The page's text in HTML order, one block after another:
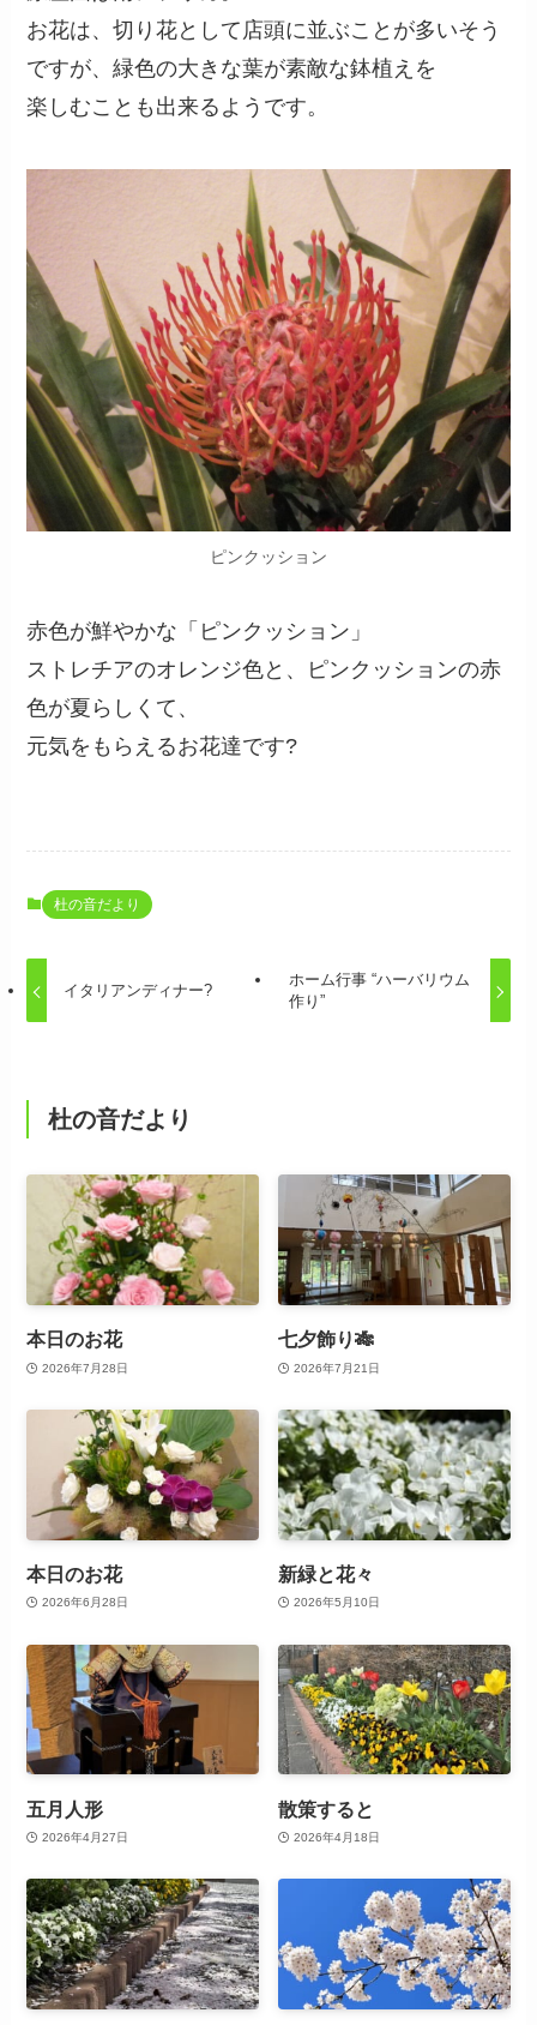
お花は、切り花として店頭に並ぶことが多いそう
ですが、緑色の大きな葉が素敵な鉢植えを
楽しむことも出来るようです。
ピンクッション
赤色が鮮やかな「ピンクッション」
ストレチアのオレンジ色と、ピンクッションの赤
色が夏らしくて、
元気をもらえるお花達です?
杜の音だより
イタリアンディナー?
ホーム行事 “ハーバリウム
作り”
杜の音だより
本日のお花
2026年7月28日
七夕飾り🎋
2026年7月21日
本日のお花
2026年6月28日
新緑と花々
2026年5月10日
五月人形
2026年4月27日
散策すると
2026年4月18日